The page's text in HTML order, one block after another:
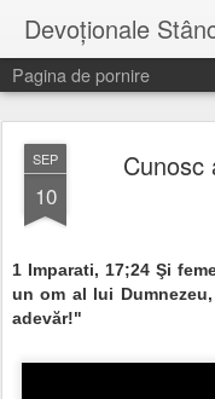
Devoționale
Pagina de pornire
SEP
10
Cunosc
1 Imparati, 17;24 Şi
un om al lui
adevăr!"